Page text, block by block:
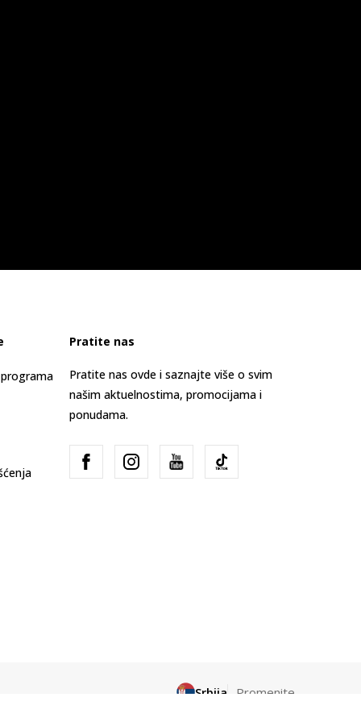
Pratite nas
Pratite nas ovde i saznajte više o svim
našim aktuelnostima, promocijama i
ponudama.
Srbija Promenite